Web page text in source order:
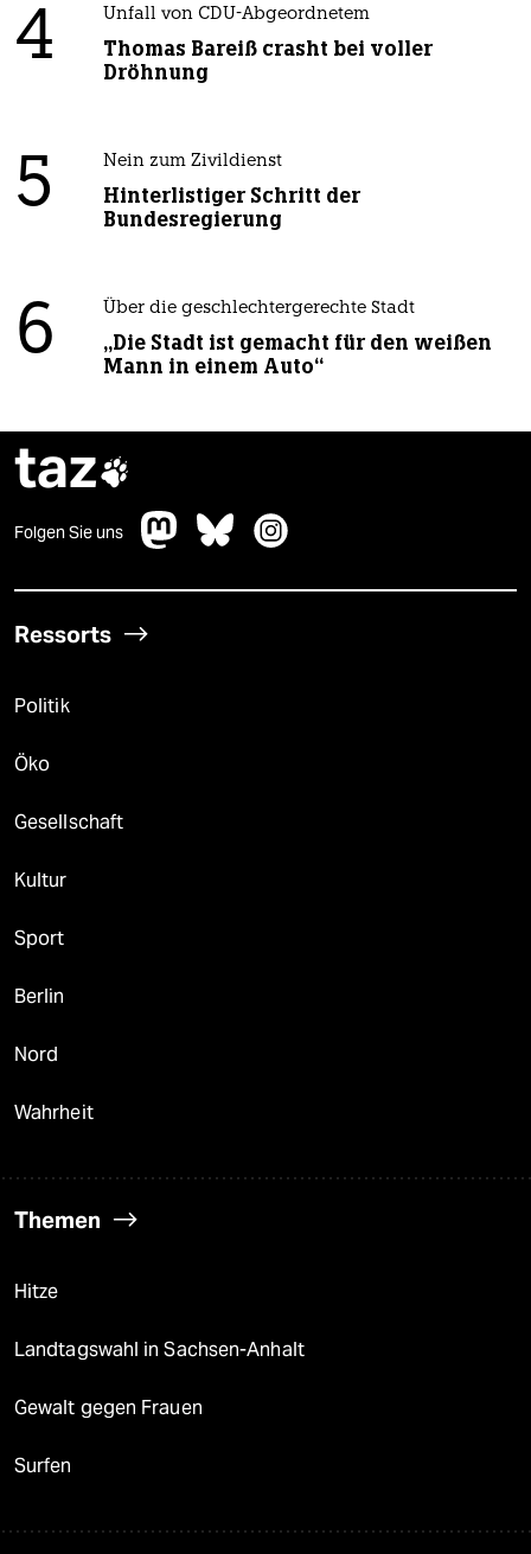
4 Unfall von CDU-Abgeordnetem
Thomas Bareiß crasht bei voller
Dröhnung
5 Nein zum Zivildienst
Hinterlistiger Schritt der
Bundesregierung
6 Über die geschlechtergerechte Stadt
„Die Stadt ist gemacht für den weißen
Mann in einem Auto“
taz
Folgen Sie uns
Ressorts
Politik
Öko
Gesellschaft
Kultur
Sport
Berlin
Nord
Wahrheit
Themen
Hitze
Landtagswahl in Sachsen-Anhalt
Gewalt gegen Frauen
Surfen